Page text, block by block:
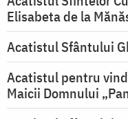
Elisabeta de la
Acatistul Sfântului
Acatistul pentru
Maicii Domnului